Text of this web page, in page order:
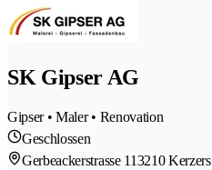
SK Gipser AG
Gipser • Maler • Renovation
Geschlossen
Gerbeackerstrasse 113210 Kerzers